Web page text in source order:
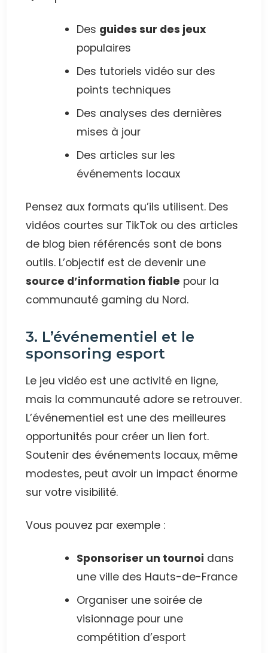
Des guides sur des jeux
populaires
Des tutoriels vidéo sur des
points techniques
Des analyses des dernières
mises à jour
Des articles sur les
événements locaux
Pensez aux formats qu’ils utilisent. Des
vidéos courtes sur TikTok ou des articles
de blog bien référencés sont de bons
outils. L’objectif est de devenir une
source d’information fiable pour la
communauté gaming du Nord.
3. L’événementiel et le
sponsoring esport
Le jeu vidéo est une activité en ligne,
mais la communauté adore se retrouver.
L’événementiel est une des meilleures
opportunités pour créer un lien fort.
Soutenir des événements locaux, même
modestes, peut avoir un impact énorme
sur votre visibilité.
Vous pouvez par exemple :
Sponsoriser un tournoi dans
une ville des Hauts-de-France
Organiser une soirée de
visionnage pour une
compétition d’esport